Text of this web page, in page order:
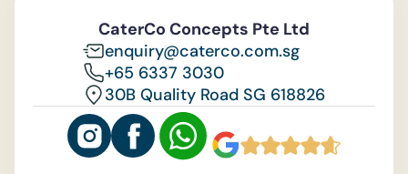
CaterCo Concepts Pte Ltd
enquiry@caterco.com.sg
+65 6337 3030
30B Quality Road SG 618826